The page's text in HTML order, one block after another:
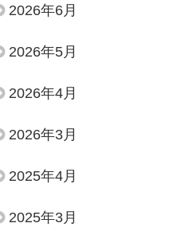
2026年6月
2026年5月
2026年4月
2026年3月
2025年4月
2025年3月